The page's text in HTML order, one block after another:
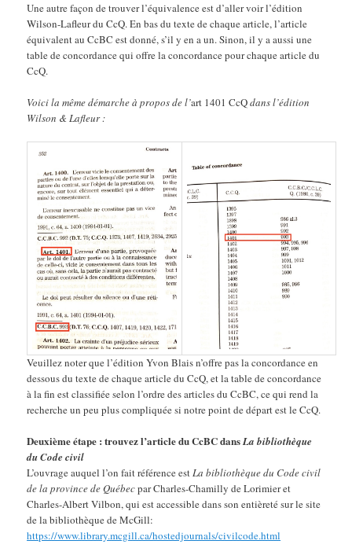
Une autre façon de trouver l’équivalence est d’aller voir l’édition
Wilson-Lafleur du CcQ. En bas du texte de chaque article, l’article
équivalent au CcBC est donné, s’il y en a un. Sinon, il y a aussi une
table de concordance qui offre la concordance pour chaque article du
CcQ.
Voici la même démarche à propos de l’art 1401 CcQdans l’édition
Wilson & Lafleur :
Veuillez noter que l’édition Yvon Blais n’offre pas la concordance en
dessous du texte de chaque article du CcQ, et la table de concordance
à la fin est classifiée selon l’ordre des articles du CcBC, ce qui rend la
recherche un peu plus compliquée si notre point de départ est le CcQ.
Deuxième étape : trouvez l’article du CcBC dansLa bibliothèque
du Code civil
L’ouvrage auquel l’on fait référence estLa bibliothèque du Code civil
de la province de Québecpar Charles-Chamilly de Lorimier et
Charles-Albert Vilbon, qui est accessible dans son entièreté sur le site
de la bibliothèque de McGill:
https://www.library.mcgill.ca/hostedjournals/civilcode.html